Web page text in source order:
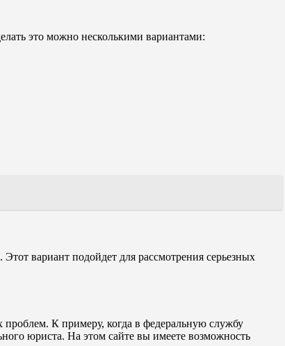
это можно несколькими вариантами:
вариант подойдет для рассмотрения серьезных
К примеру, когда в федеральную службу
юриста. На этом сайте вы имеете возможность